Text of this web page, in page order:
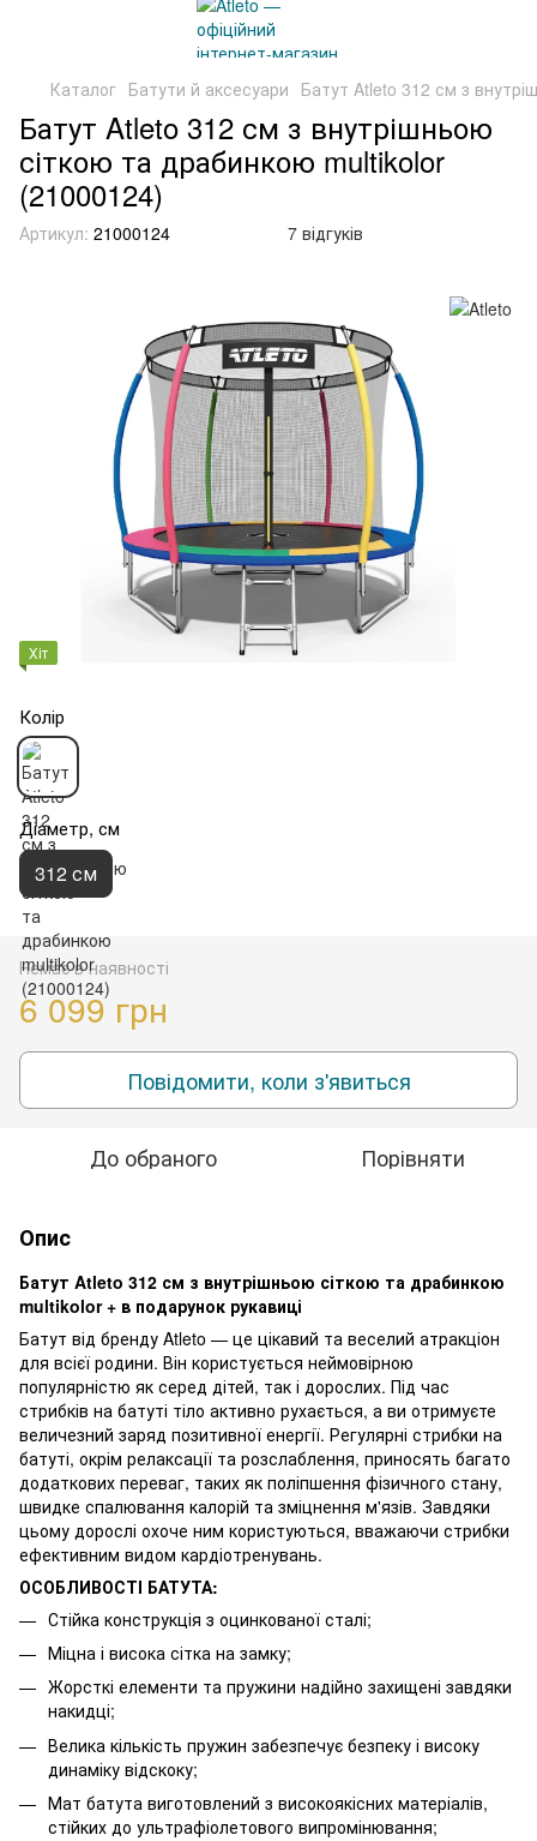
Каталог Батути й аксесуари Батут Atleto 312 см з
Батут Atleto 312 см з внутрішньою
сіткою та драбинкою multikolor
(21000124)
Артикул: 21000124 7 відгуків
Хіт
Колір
Діаметр, см
312 см
Немає в наявності
6 099 грн
Повідомити, коли з'явиться
До обраного Порівняти
Опис
Батут Atleto 312 см з внутрішньою сіткою та драбинкою
multikolor + в подарунок рукавиці
Батут від бренду Atleto — це цікавий та веселий атракціон
для всієї родини. Він користується неймовірною
популярністю як серед дітей, так і дорослих. Під час
стрибків на батуті тіло активно рухається, а ви отримуєте
величезний заряд позитивної енергії. Регулярні стрибки на
батуті, окрім релаксації та розслаблення, приносять багато
додаткових переваг, таких як поліпшення фізичного стану,
швидке спалювання калорій та зміцнення м'язів. Завдяки
цьому дорослі охоче ним користуються, вважаючи стрибки
ефективним видом кардіотренувань.
ОСОБЛИВОСТІ БАТУТА:
Стійка конструкція з оцинкованої сталі;
Міцна і висока сітка на замку;
Жорсткі елементи та пружини надійно захищені завдяки
накидці;
Велика кількість пружин забезпечує безпеку і високу
динаміку відскоку;
Мат батута виготовлений з високоякісних матеріалів,
стійких до ультрафіолетового випромінювання;